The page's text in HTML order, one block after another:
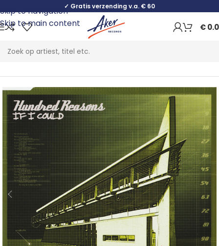
Skip to navigation
Skip to main content
✓ Gratis verzending v.a. € 60
€
Home Rock